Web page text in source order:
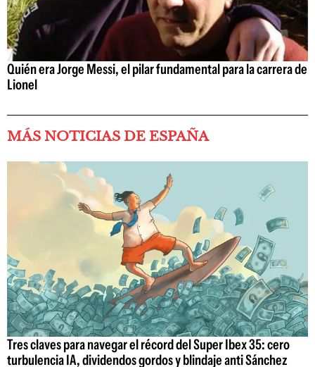
Quién era Jorge Messi, el pilar fundamental para la carrera de
Lionel
MÁS NOTICIAS DE ESPAÑA
Tres claves para navegar el récord del Super Ibex 35: cero
turbulencia IA, dividendos gordos y blindaje anti Sánchez